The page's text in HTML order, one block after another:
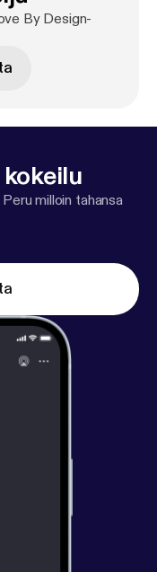
By Design-
Peru milloin tahansa